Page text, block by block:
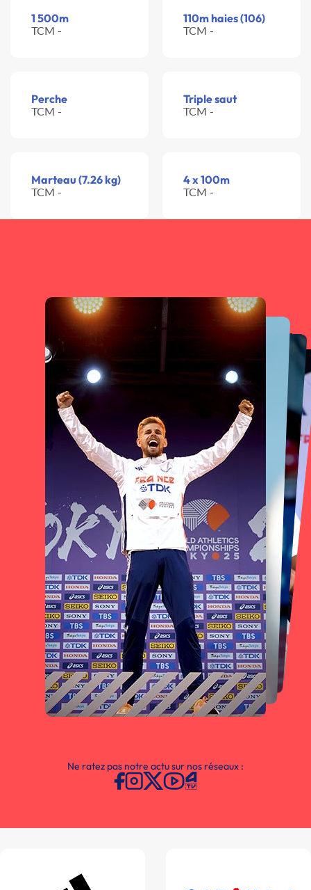
1 500m
TCM -
110m haies (106)
TCM -
Perche
TCM -
Triple saut
TCM -
Marteau (7.26 kg)
TCM -
4 x 100m
TCM -
Ne ratez pas notre actu sur nos réseaux :